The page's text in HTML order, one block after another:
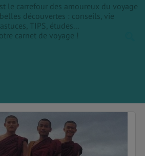
le carrefour des amoureux du voyage
découvertes : conseils, vie
TIPS, études...
carnet de voyage !